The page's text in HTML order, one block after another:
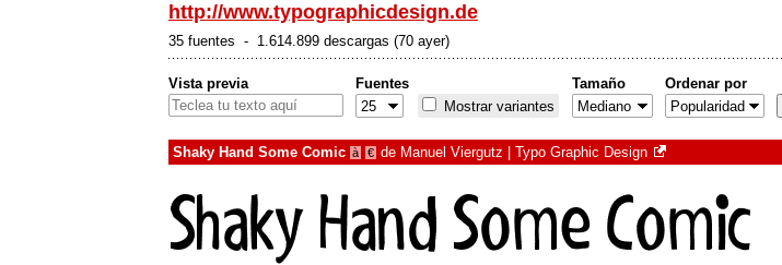
http://www.typographicdesign.de
35 fuentes - 1.614.899 descargas (70 ayer)
Vista previa
Fuentes
Mostrar variantes
Tamaño Ordenar por
Shaky Hand Some Comic à € de Manuel Viergutz | Typo Graphic Design